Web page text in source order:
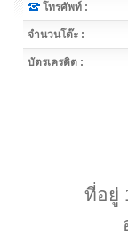
โทรศัพท์ :
จำนวนโต๊ะ :
บัตรเครดิต :
ที่อยู่